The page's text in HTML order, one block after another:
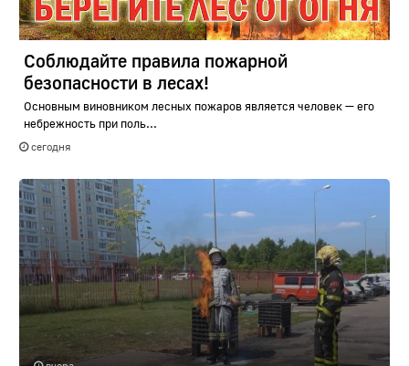
Соблюдайте правила пожарной
безопасности в лесах!
Основным виновником лесных пожаров является человек — его
небрежность при поль...
сегодня